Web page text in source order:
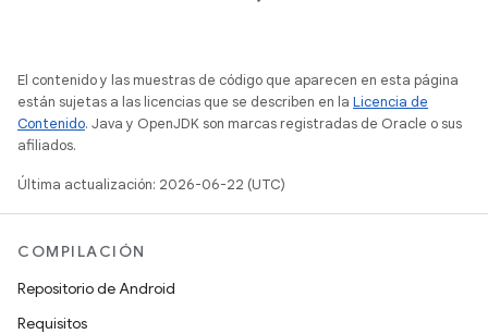
El contenido y las muestras de código que aparecen en esta página
están sujetas a las licencias que se describen en la Licencia de
Contenido. Java y OpenJDK son marcas registradas de Oracle o sus
afiliados.
Última actualización: 2026-06-22 (UTC)
COMPILACIÓN
Repositorio de Android
Requisitos